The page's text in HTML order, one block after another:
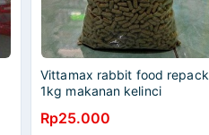
Vittamax rabbit food repack
1kg makanan kelinci
Rp25.000